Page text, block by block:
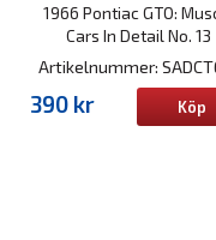
1966 Pontiac GTO:
Cars In Detail No. 13
Artikelnummer:
390 kr Köp